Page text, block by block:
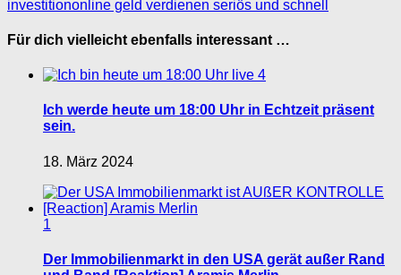
investitiononline geld verdienen seriös und schnell
Für dich vielleicht ebenfalls interessant …
4
Ich werde heute um 18:00 Uhr in Echtzeit präsent
sein.
18. März 2024
1
Der Immobilienmarkt in den USA gerät außer Rand